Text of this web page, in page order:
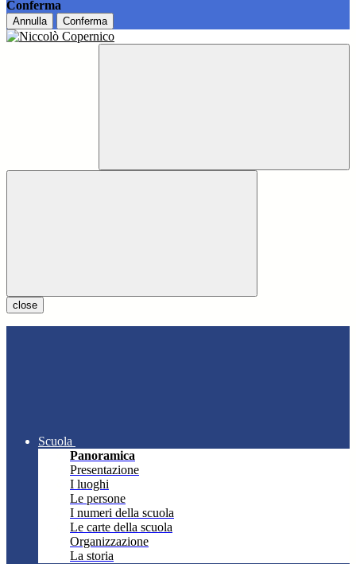
Conferma
Annulla Conferma
close
Scuola
Panoramica
Presentazione
I luoghi
Le persone
I numeri della scuola
Le carte della scuola
Organizzazione
La storia